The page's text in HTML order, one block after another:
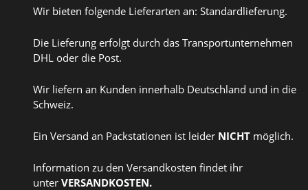
Wir bieten folgende Lieferarten an: Standardlieferung.
Die Lieferung erfolgt durch das Transportunternehmen
DHL oder die Post.
Wir liefern an Kunden innerhalb Deutschland und in die
Schweiz.
Ein Versand an Packstationen ist leider NICHT möglich.
Information zu den Versandkosten findet ihr
unter VERSANDKOSTEN.